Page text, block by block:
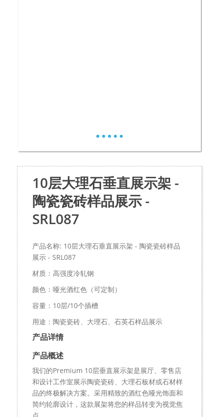
10层大理石垂直展示架 -
陶瓷瓷砖样品展示 -
SRL087
产品名称: 10层大理石垂直展示架 - 陶瓷瓷砖样品
展示 - SRL087
材质：高强度冷轧钢
颜色：哑光酒红色（可定制）
容量：10层/10个插槽
用途：陶瓷瓷砖、大理石、石英石样品展示
产品详情
产品概述
我们的Premium 10层垂直展示架是展厅、零售店
和设计工作室展示陶瓷瓷砖、大理石板材或石材样
品的终极解决方案。采用精致的酒红色哑光饰面和
简约轮廓设计，这款展架将您的样品转变为视觉焦